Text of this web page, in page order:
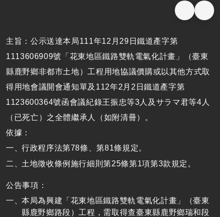
主旨：公示送達本局111年12月29日鐵道產字第
1113606909號「花東地區鐵路雙軌電氣化計畫」（臺東
縣鹿野鄉非都市土地）工程用地協議價購或以其他方式取
得用地會議開會通知單及112年2月2日鐵道產字第
1123600364號函會議紀錄王振忠等3人及サラマ君等4人
（已死亡）之全體繼承人（如附清冊）。
依據：
行政程序法第78條、第81條規定。
土地徵收條例施行細則第25條第1項第3款規定。
公告事項：
本局為興建「花東地區鐵路雙軌電氣化計畫」（臺東
縣鹿野鄉路段）工程，需取得查臺東縣鹿野鄉瑞和段